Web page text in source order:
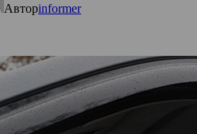
Авторinformer